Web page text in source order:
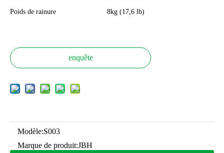
Poids de rainure 8kg (17,6 lb)
enquête
Modèle:S003
Marque de produit:JBH